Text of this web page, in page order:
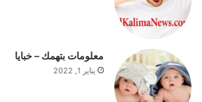
و
م
معلومات بتهمك – خبايا
يناير 1, 2022